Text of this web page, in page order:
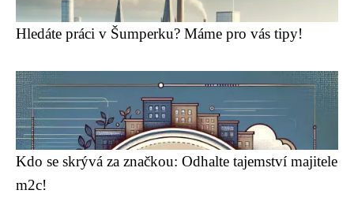
Hledáte práci v Šumperku? Máme pro vás tipy!
Kdo se skrývá za značkou: Odhalte tajemství majitele
m2c!